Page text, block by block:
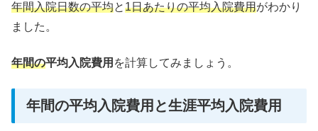
年間入院日数の平均と1日あたりの平均入院費用がわかり
ました。
年間の平均入院費用 を計算してみましょう。
年間の平均入院費用と生涯平均入院費用